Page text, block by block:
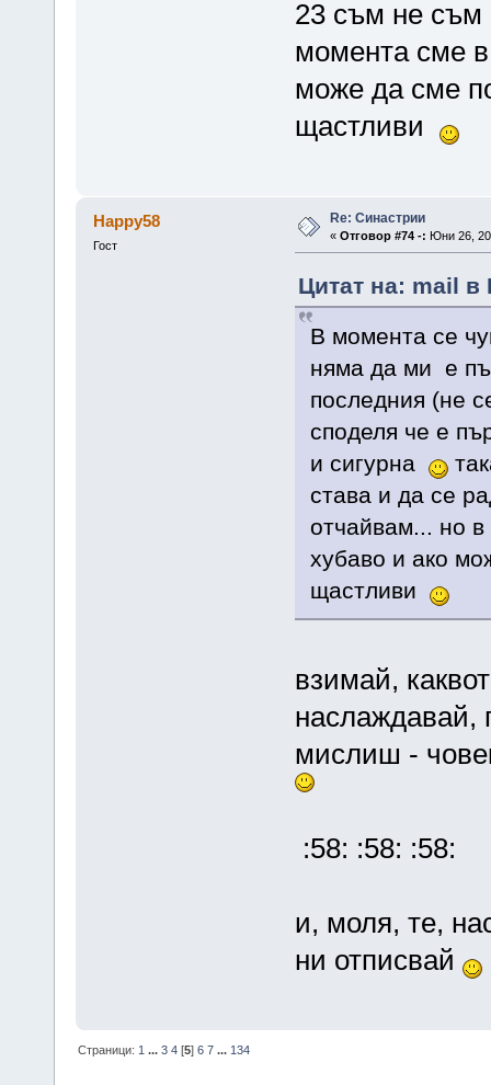
23 съм не съм
момента сме в
може да сме
щастливи
Happy58
Гост
Re: Синастрии
« Отговор #74 -: Юни 26,
Цитат на: mail
В момента се
няма да ми е
последния (не
споделя че е
и сигурна
става и да се
отчайвам... но
хубаво и ако
щастливи
взимай,
наслаждавай,
мислиш -
:58: :58: :58:
и, моля, те,
ни отписвай
Страници: 1 ...3 4 [5]6 7 ... 134